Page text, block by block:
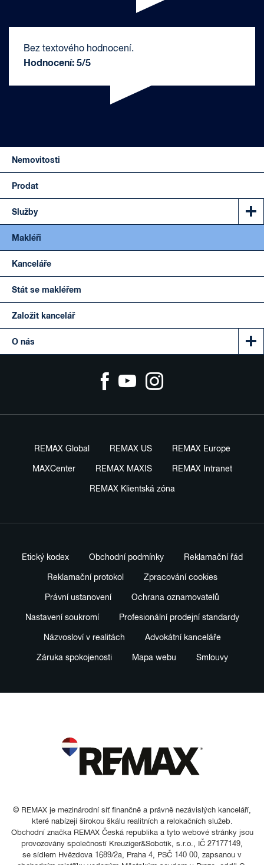
Bez textového hodnocení.
Hodnocení: 5/5
Nemovitosti
Prodat
Služby
Makléři
Kanceláře
Stát se makléřem
Založit kancelář
O nás
REMAX Global REMAX US REMAX Europe
MAXCenter REMAX MAXIS REMAX Intranet
REMAX Klientská zóna
Etický kodex Obchodní podmínky Reklamační řád
Reklamační protokol Zpracování cookies
Právní ustanovení Ochrana oznamovatelů
Nastavení soukromí Profesionální prodejní standardy
Názvosloví v realitách Advokátní kanceláře
Záruka spokojenosti Mapa webu Smlouvy
© REMAX je mezinárodní síť finančně a právně nezávislých kanceláří,
které nabízejí širokou škálu realitních a relokačních služeb.
Obchodní značka REMAX Česká republika a tyto webové stránky jsou
provozovány společností Kreuziger&Sobotik, s.r.o., IČ 27177149,
se sídlem Hvězdova 1689/2a, Praha 4, PSČ 140 00, zapsanou v